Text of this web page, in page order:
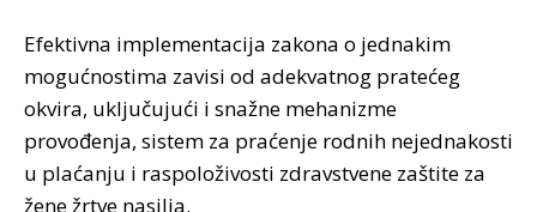
Efektivna implementacija zakona o jednakim
mogućnostima zavisi od adekvatnog pratećeg
okvira, uključujući i snažne mehanizme
provođenja, sistem za praćenje rodnih nejednakosti
u plaćanju i raspoloživosti zdravstvene zaštite za
žene žrtve nasilja.